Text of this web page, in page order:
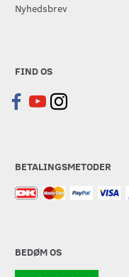
Nyhedsbrev
FIND OS
BETALINGSMETODER
BEDØM OS